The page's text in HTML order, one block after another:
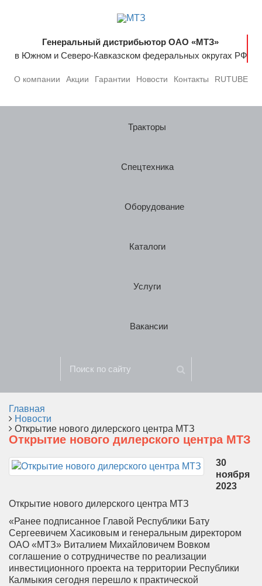
Генеральный дистрибьютор ОАО «МТЗ»
в Южном и Северо-Кавказском федеральных округах РФ
О компании Акции Гарантии Новости Контакты RUTUBE
Тракторы
Спецтехника
Оборудование
Каталоги
Услуги
Вакансии
Главная
Новости
Открытие нового дилерского центра МТЗ
Открытие нового дилерского центра МТЗ
30
ноября
2023
Открытие нового дилерского центра МТЗ
«Ранее подписанное Главой Республики Бату
Сергеевичем Хасиковым и генеральным директором
ОАО «МТЗ» Виталием Михайловичем Вовком
соглашение о сотрудничестве по реализации
инвестиционного проекта на территории Республики
Калмыкия сегодня перешло к практической